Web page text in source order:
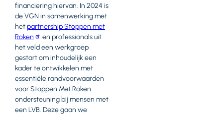
financiering hiervan. In 2024 is
de VGN in samenwerking met
hetpartnership Stoppen met
Roken
en professionals uit
het veld een werkgroep
gestart om inhoudelijk een
kader te ontwikkelen met
essentiële randvoorwaarden
voor Stoppen Met Roken
ondersteuning bij mensen met
een LVB. Deze gaan we